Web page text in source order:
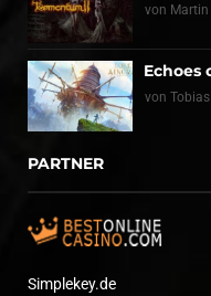
von
Echoes
von
PARTNER
Simplekey.de